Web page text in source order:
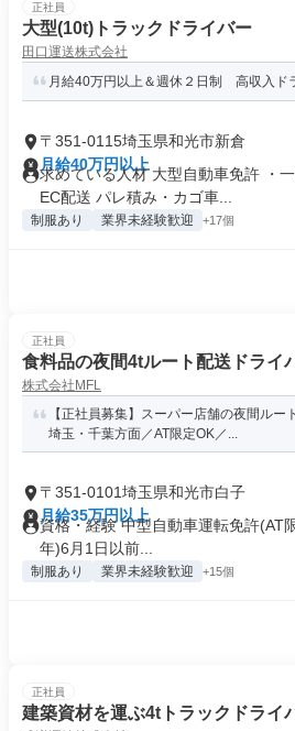
正社員
大型(10t)トラックドライバー
田口運送株式会社
月給40万円以上＆週休２日制 高収入ド
〒351-0115埼玉県和光市新倉
月給40万円以上
求めている人材 大型自動車免許 ・
EC配送 パレ積み・カゴ車...
制服あり 業界未経験歓迎 +17個
正社員
食料品の夜間4tルート配送ドライ
株式会社MFL
【正社員募集】スーパー店舗の夜間ルー
埼玉・千葉方面／AT限定OK／...
〒351-0101埼玉県和光市白子
月給35万円以上
資格・経験 中型自動車運転免許
年)6月1日以前...
制服あり 業界未経験歓迎 +15個
正社員
建築資材を運ぶ4tトラックドライ